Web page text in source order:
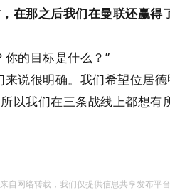
在那之后我们在曼联还赢得
的目标是什么？”
来说很明确。我们希望位居
以我们在三条战线上都想有
自网络转载，我们仅提供信息共享发布平